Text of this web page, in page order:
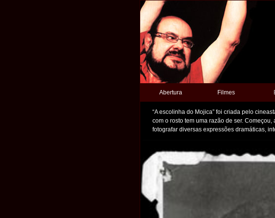
Abertura Filmes
“A escolinha do Mojica” foi criada pelo
com o rosto tem uma razão de ser.
fotografar diversas expressões dramáticas,